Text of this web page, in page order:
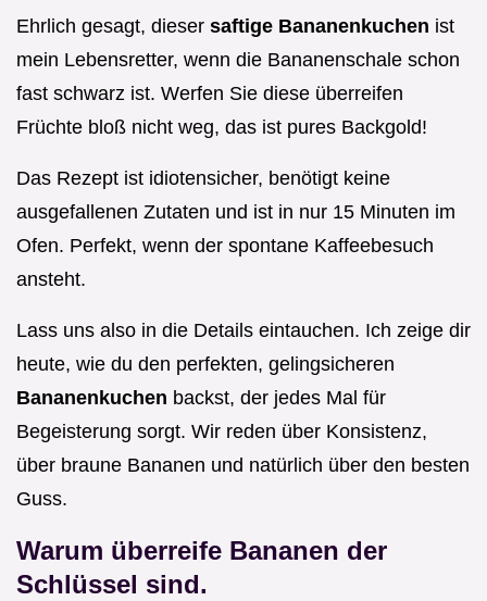
Ehrlich gesagt, dieser saftige Bananenkuchen ist
mein Lebensretter, wenn die Bananenschale schon
fast schwarz ist. Werfen Sie diese überreifen
Früchte bloß nicht weg, das ist pures Backgold!
Das Rezept ist idiotensicher, benötigt keine
ausgefallenen Zutaten und ist in nur 15 Minuten im
Ofen. Perfekt, wenn der spontane Kaffeebesuch
ansteht.
Lass uns also in die Details eintauchen. Ich zeige dir
heute, wie du den perfekten, gelingsicheren
Bananenkuchen backst, der jedes Mal für
Begeisterung sorgt. Wir reden über Konsistenz,
über braune Bananen und natürlich über den besten
Guss.
Warum überreife Bananen der
Schlüssel sind.